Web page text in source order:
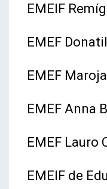
EMEIF
EMEF
EMEF
EMEF Anna
EMEF Lauro
EMEIF de